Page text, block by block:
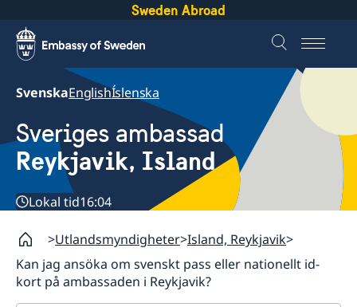
Sweden Abroad
SvenskaEnglishÍslenska
Sveriges ambassad
Reykjavik, Island
Lokal tid16:04
Utlandsmyndigheter Island, Reykjavik
Kan jag ansöka om svenskt pass eller nationellt id-
kort på ambassaden i Reykjavik?